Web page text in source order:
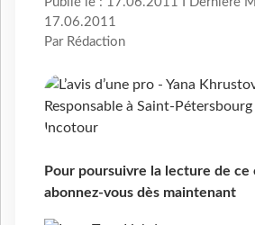
17.06.2011
Par Rédaction
Pour poursuivre la lecture de ce
abonnez-vous dès maintenant